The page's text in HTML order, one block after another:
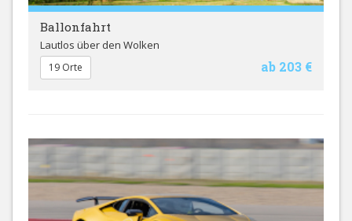
Ballonfahrt
Lautlos über den Wolken
ab 203 €
19 Orte